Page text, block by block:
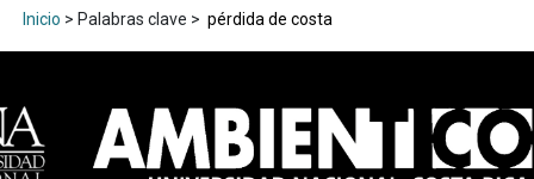
Inicio > Palabras clave > pérdida de costa